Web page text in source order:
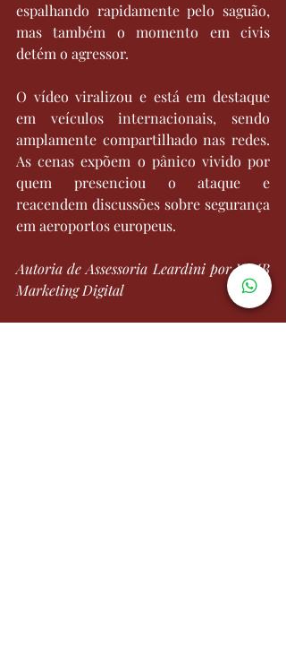
espalhando rapidamente pelo saguão,
mas também o momento em civis
detém o agressor.
O vídeo viralizou e está em destaque
em veículos internacionais, sendo
amplamente compartilhado nas redes.
As cenas expõem o pânico vivido por
quem presenciou o ataque e
reacendem discussões sobre segurança
em aeroportos europeus.
Autoria de Assessoria Leardini por WMB
Marketing Digital